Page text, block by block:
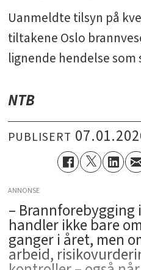
Uanmeldte tilsyn på
tiltakene Oslo
lignende hendelse
NTB
PUBLISERT
ANNONSE
– Brannforebygging
handler ikke bare
ganger i året, men
arbeid,